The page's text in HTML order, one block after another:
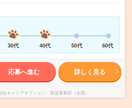
30代 40代 50代 60代
応募へ進む 詳しく見る
合キャリアオプション 製造事業部（全国）